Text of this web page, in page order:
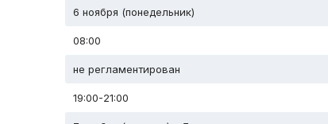
6 ноября (понедельник)
08:00
не регламентирован
19:00-21:00